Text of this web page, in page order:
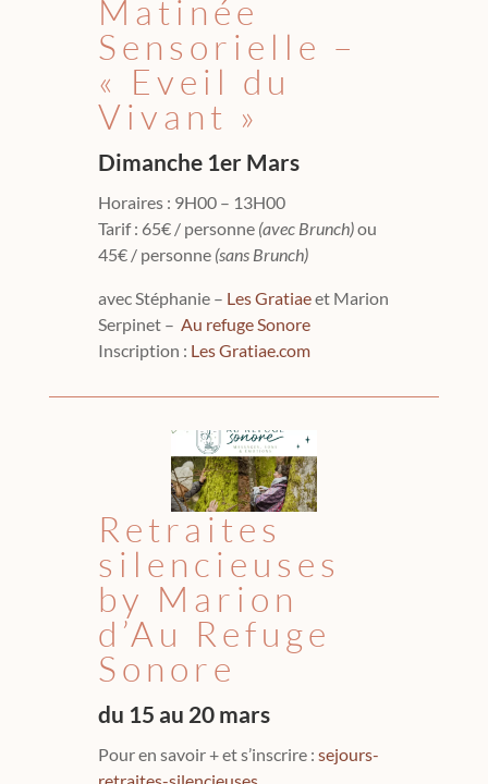
Matinée
Sensorielle –
« Eveil du
Vivant »
Dimanche 1er Mars
Horaires : 9H00 – 13H00
Tarif : 65€ / personne (avec Brunch)ou
45€ / personne (sans Brunch)
avec Stéphanie – Les Gratiaeet Marion
Serpinet – Au refuge Sonore
Inscription : Les Gratiae.com
Retraites
silencieuses
by Marion
d’Au Refuge
Sonore
du 15 au 20 mars
Pour en savoir + et s’inscrire : sejours-